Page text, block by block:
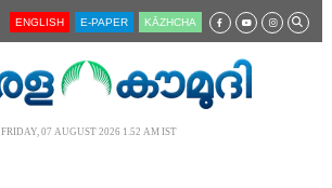
ENGLISH E-PAPER KĀZHCHA
FRIDAY, 07 AUGUST 2026 1.52 AM IST